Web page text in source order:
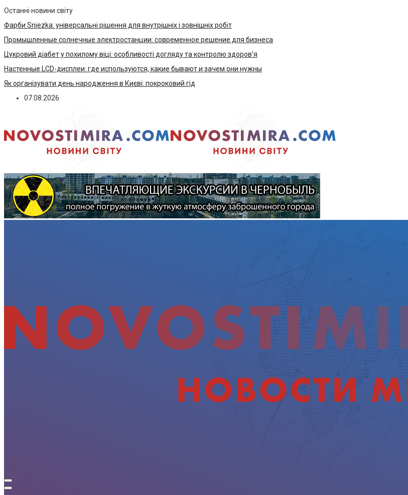
Останні новини світу
Фарби Sniezka: універсальні рішення для внутрішніх і зовнішніх робіт
Промышленные солнечные электростанции: современное решение для бизнеса
Цукровий діабет у похилому віці: особливості догляду та контролю здоров’я
Настенные LCD-дисплеи: где используются, какие бывают и зачем они нужны
Як організувати день народження в Києві: покроковий гід
07.08.2026